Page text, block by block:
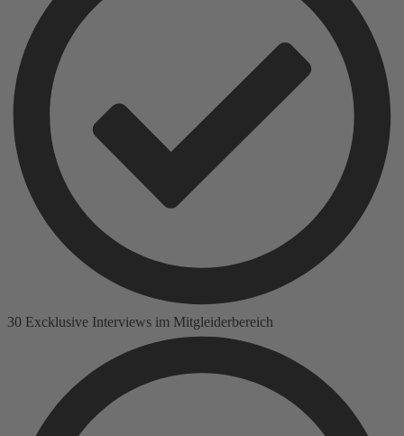
30 Excklusive Interviews im Mitgleiderbereich